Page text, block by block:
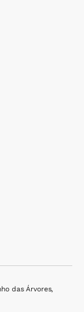
das Árvores,